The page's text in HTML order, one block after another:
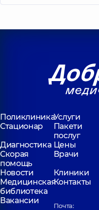
ПоликлиникаУслуги
Стационар
Пакети
послуг
Диагностика Цены
Скорая
помощь
Врачи
Новости
Клиники
Медицинская
библиотека
Контакты
Вакансии
Почта: